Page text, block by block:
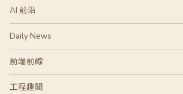
AI 前沿
Daily News
前端前線
工程趣聞